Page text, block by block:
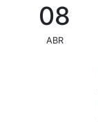
08
ABR